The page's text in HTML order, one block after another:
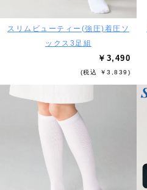
スリムビューティー(強圧)着圧ソ
ックス3足組
￥3,490
(税込 ￥3,839)